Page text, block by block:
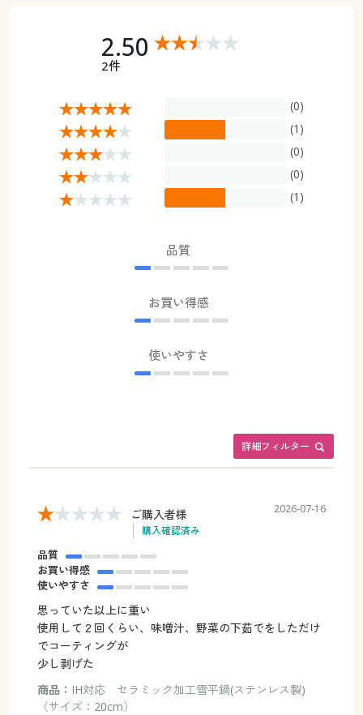
2.50
2件
(0)
(1)
(0)
(0)
(1)
品質
お買い得感
使いやすさ
詳細フィルター
ご購入者様
購入確認済み
2026-07-16
品質
お買い得感
使いやすさ
思っていた以上に重い
使用して２回くらい、味噌汁、野菜の下茹でをしただけ
でコーティングが
少し剥げた
商品： IH対応 セラミック加工雪平鍋(ステンレス製)
（サイズ：20cm）